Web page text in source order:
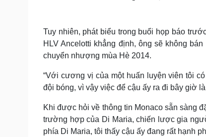
Tuy nhiên, phát biểu trong buổi họp báo
HLV Ancelotti khẳng định, ông sẽ không
chuyển nhượng mùa Hè 2014.
“Với cương vị của một huấn luyện viên tôi
đội bóng, vì vậy việc để cậu ấy ra đi bây giờ
Khi được hỏi về thông tin Monaco sẵn sàng
trường hợp của Di Maria, chiến lược gia
phía Di Maria, tôi thấy cậu ấy đang rất hạnh